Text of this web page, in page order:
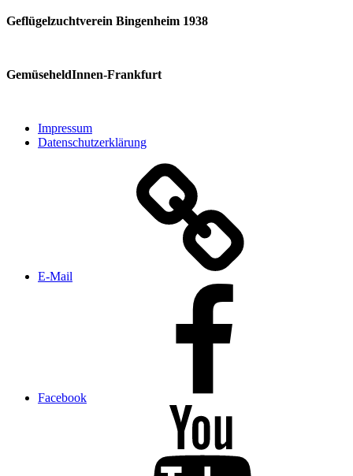
Geflügelzuchtverein Bingenheim 1938
GemüseheldInnen-Frankfurt
Impressum
Datenschutzerklärung
E‑Mail
Facebook